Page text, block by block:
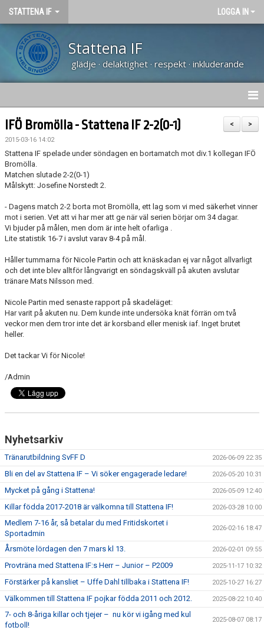
STATTENA IF LOGGA IN
Stattena IF
glädje · delaktighet · respekt · inkluderande
HEM
NYHETER
TRÄNARUTBILDNING SVFF D
KALENDER
SPONSORER
DOMARE, MATCHER.
AVGIFTER
FÖRENINGSSHOP
KONTAKT
STATTENA CUP
INTRESSEANMÄLAN MEDLEM/SPELARE
>
<
IFÖ Bromölla - Stattena IF 2-2(0-1)
2015-03-16 14:02
Stattena IF spelade under söndagen en bortamatch mot div.1 kollegan IFÖ
Bromölla.
Matchen slutade 2-2(0-1)
Målskytt: Josefine Norstedt 2.
- Dagens match 2-2 borta mot Bromölla, ett lag som vi med säkerhet vinner
mot i serien. Vet att vi har mer att ge när väl serien börjar om 34 dagar.
Vi bjuder på målen, men dom är inte helt ofarliga .
Lite statistik 16-7 i avslut varav 8-4 på mål.
Håller tummarna för Nicole Partin och att knäskadan ej var något allvarligt
och det inte blev alltför långvarigt en söndagskväll på akuten avslutar
tränare Mats Nilsson med.
Nicole Partin med senaste rapport på skadeläget:
Har varit på akuten nu. Dem kunde inte undersöka knät förrän om två
veckor men dem tror inte det är korsband eller menisk iaf. Inget brutet
heller.
Det tackar Vi för Nicole!
/Admin
Nyhetsarkiv
Tränarutbildning SvFF D 2026-06-09 22:35
Bli en del av Stattena IF – Vi söker engagerade ledare! 2026-05-20 10:31
Mycket på gång i Stattena! 2026-05-09 12:40
Killar födda 2017-2018 är välkomna till Stattena IF! 2026-03-28 10:00
Medlem 7-16 år, så betalar du med Fritidskortet i
Sportadmin
2026-02-16 18:47
Årsmöte lördagen den 7 mars kl 13. 2026-02-01 09:55
Provträna med Stattena IF:s Herr – Junior – P2009 2025-11-17 10:32
Förstärker på kansliet – Uffe Dahl tillbaka i Stattena IF! 2025-10-27 16:27
Välkommen till Stattena IF pojkar födda 2011 och 2012. 2025-08-22 10:40
7- och 8-åriga killar och tjejer – nu kör vi igång med kul
fotboll!
2025-08-07 08:17